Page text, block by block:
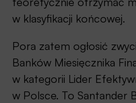
w klasyfikacji końcowej.
Pora zatem ogłosić
Banków Miesięcznika
w kategorii Lider
w Polsce. To Santander